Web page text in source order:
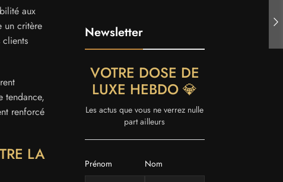
aux
un critère
tendance,
renforcé
LA
Newsletter
VOTRE DOSE DE
LUXE HEBDO 💎
Les actus que vous ne verrez nulle
part ailleurs
Prénom Nom